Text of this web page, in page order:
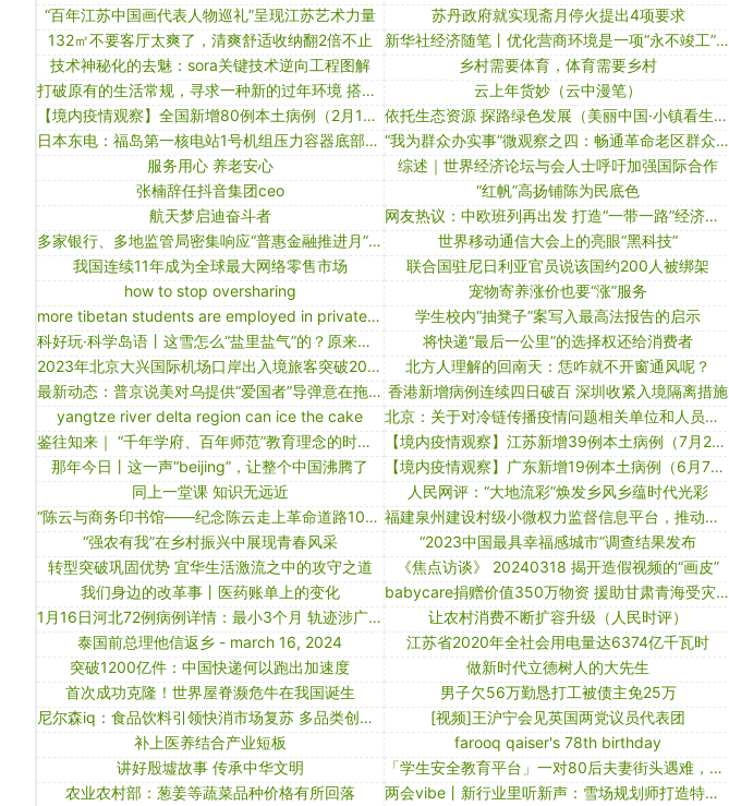
“百年江苏中国画代表人物巡礼”呈现江苏艺术力量
苏丹政府就实现斋月停火提出4项要求
132㎡不要客厅太爽了，清爽舒适收纳翻2倍不止
新华社经济随笔丨优化营商环境是一项“永不竣工”的工程
技术神秘化的去魅：sora关键技术逆向工程图解
乡村需要体育，体育需要乡村
打破原有的生活常规，寻求一种新的过年环境 搭子式旅行走红，一些年轻人爱上“拼”春节
云上年货妙（云中漫笔）
【境内疫情观察】全国新增80例本土病例（2月18日）
依托生态资源 探路绿色发展（美丽中国·小镇看生态②）
日本东电：福岛第一核电站1号机组压力容器底部可能有核燃料碎片
“我为群众办实事”微观察之四：畅通革命老区群众的幸福路
服务用心 养老安心
综述｜世界经济论坛与会人士呼吁加强国际合作
张楠辞任抖音集团ceo
“红帆”高扬铺陈为民底色
航天梦启迪奋斗者
网友热议：中欧班列再出发 打造“一带一路”经济发展的钢铁长龙
多家银行、多地监管局密集响应“普惠金融推进月”活动，福建：对敷衍了事的机构将采取措施
世界移动通信大会上的亮眼“黑科技”
我国连续11年成为全球最大网络零售市场
联合国驻尼日利亚官员说该国约200人被绑架
how to stop oversharing
宠物寄养涨价也要“涨”服务
more tibetan students are employed in private sector
学生校内“抽凳子”案写入最高法报告的启示
科好玩·科学岛语丨这雪怎么“盐里盐气”的？原来是霰！
将快递“最后一公里”的选择权还给消费者
2023年北京大兴国际机场口岸出入境旅客突破200万人次
北方人理解的回南天：恁咋就不开窗通风呢？
最新动态：普京说美对乌提供“爱国者”导弹意在拖延冲突 泽连斯基到访波兰并与波总统会晤 香港新增病例连续四日破百 深圳收紧入境隔离措施
yangtze river delta region can ice the cake
北京：关于对冷链传播疫情问题相关单位和人员追责问责情况的通报
鉴往知来｜ “千年学府、百年师范”教育理念的时代启示
【境内疫情观察】江苏新增39例本土病例（7月25日）
那年今日丨这一声“beijing”，让整个中国沸腾了
【境内疫情观察】广东新增19例本土病例（6月7日）
同上一堂课 知识无远近
人民网评：“大地流彩”焕发乡风乡蕴时代光彩
“陈云与商务印书馆——纪念陈云走上革命道路100周年”研讨会在京召开
福建泉州建设村级小微权力监督信息平台，推动办好民生实事
“强农有我”在乡村振兴中展现青春风采
“2023中国最具幸福感城市”调查结果发布
转型突破巩固优势 宜华生活激流之中的攻守之道
《焦点访谈》 20240318 揭开造假视频的“画皮”
我们身边的改革事丨医药账单上的变化
babycare捐赠价值350万物资 援助甘肃青海受灾妇婴群体
1月16日河北72例病例详情：最小3个月 轨迹涉广西河南等地
让农村消费不断扩容升级（人民时评）
泰国前总理他信返乡 - march 16, 2024
江苏省2020年全社会用电量达6374亿千瓦时
突破1200亿件：中国快递何以跑出加速度
做新时代立德树人的大先生
首次成功克隆！世界屋脊濒危牛在我国诞生
男子欠56万勤恳打工被债主免25万
尼尔森iq：食品饮料引领快消市场复苏 多品类创新共绘增长蓝图
[视频]王沪宁会见英国两党议员代表团
补上医养结合产业短板
farooq qaiser's 78th birthday
讲好殷墟故事 传承中华文明
「学生安全教育平台」一对80后夫妻街头遇难，女孩痛失双亲！近期送娃上下学 尤其要小心这个隐形“杀手”
农业农村部：葱姜等蔬菜品种价格有所回落
两会vibe丨新行业里听新声：雪场规划师打造特色“雪村”